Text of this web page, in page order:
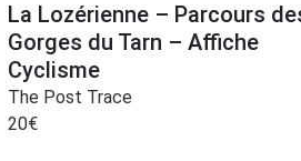
La Lozérienne – Parcours
Gorges du Tarn – Affiche
Cyclisme
The Post Trace
20€